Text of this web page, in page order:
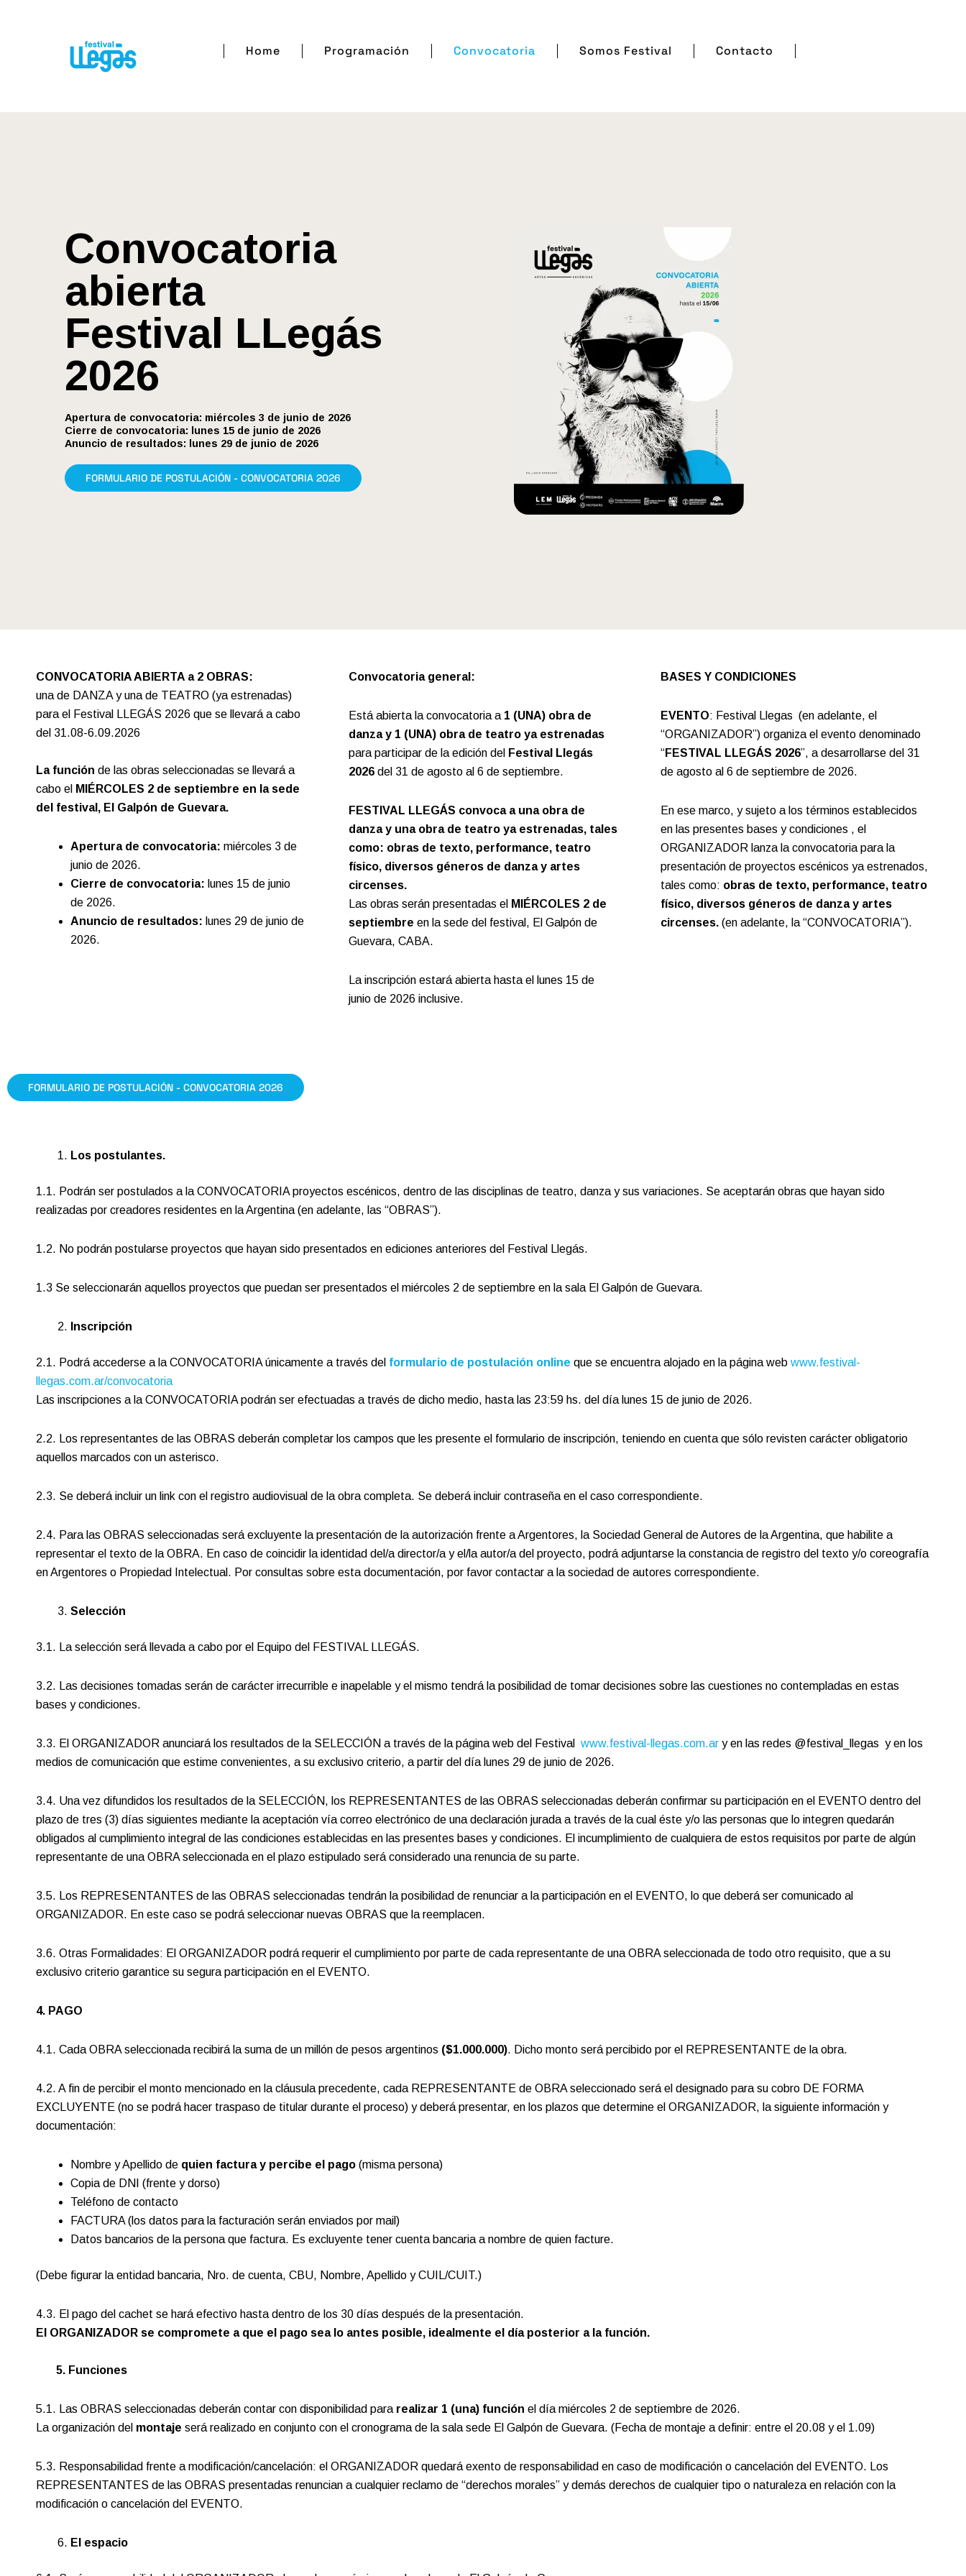
Home Programación Convocatoria Somos Festival Contacto
Convocatoria
abierta
Festival LLegás
2026
Apertura de convocatoria: miércoles 3 de junio de 2026
Cierre de convocatoria: lunes 15 de junio de 2026
Anuncio de resultados: lunes 29 de junio de 2026
FORMULARIO DE POSTULACIÓN - CONVOCATORIA 2026
CONVOCATORIA ABIERTA a 2 OBRAS:
una de DANZA y una de TEATRO (ya estrenadas)
para el Festival LLEGÁS 2026 que se llevará a cabo
del 31.08-6.09.2026
La función de las obras seleccionadas se llevará a
cabo el MIÉRCOLES 2 de septiembre en la sede
del festival, El Galpón de Guevara.
Apertura de convocatoria: miércoles 3 de
junio de 2026.
Cierre de convocatoria: lunes 15 de junio
de 2026.
Anuncio de resultados: lunes 29 de junio de
2026.
Convocatoria general:
Está abierta la convocatoria a 1 (UNA) obra de
danza y 1 (UNA) obra de teatro ya estrenadas
para participar de la edición del Festival Llegás
2026del 31 de agosto al 6 de septiembre.
FESTIVAL LLEGÁS convoca a una obra de
danza y una obra de teatro ya estrenadas, tales
como: obras de texto, performance, teatro
físico, diversos géneros de danza y artes
circenses.
Las obras serán presentadas el MIÉRCOLES 2 de
septiembre en la sede del festival, El Galpón de
Guevara, CABA.
La inscripción estará abierta hasta el lunes 15 de
junio de 2026 inclusive.
BASES Y CONDICIONES
EVENTO: Festival Llegas (en adelante, el
“ORGANIZADOR”) organiza el evento denominado
“FESTIVAL LLEGÁS 2026”, a desarrollarse del 31
de agosto al 6 de septiembre de 2026.
En ese marco, y sujeto a los términos establecidos
en las presentes bases y condiciones , el
ORGANIZADOR lanza la convocatoria para la
presentación de proyectos escénicos ya estrenados,
tales como: obras de texto, performance, teatro
físico, diversos géneros de danza y artes
circenses.(en adelante, la “CONVOCATORIA”).
FORMULARIO DE POSTULACIÓN - CONVOCATORIA 2026
Los postulantes.
1.1. Podrán ser postulados a la CONVOCATORIA proyectos escénicos, dentro de las disciplinas de teatro, danza y sus variaciones. Se aceptarán obras que hayan sido
realizadas por creadores residentes en la Argentina (en adelante, las “OBRAS”).
1.2. No podrán postularse proyectos que hayan sido presentados en ediciones anteriores del Festival Llegás.
1.3 Se seleccionarán aquellos proyectos que puedan ser presentados el miércoles 2 de septiembre en la sala El Galpón de Guevara.
Inscripción
2.1. Podrá accederse a la CONVOCATORIA únicamente a través del formulario de postulación online que se encuentra alojado en la página web www.festival-
llegas.com.ar/convocatoria
Las inscripciones a la CONVOCATORIA podrán ser efectuadas a través de dicho medio, hasta las 23:59 hs. del día lunes 15 de junio de 2026.
2.2. Los representantes de las OBRAS deberán completar los campos que les presente el formulario de inscripción, teniendo en cuenta que sólo revisten carácter obligatorio
aquellos marcados con un asterisco.
2.3. Se deberá incluir un link con el registro audiovisual de la obra completa. Se deberá incluir contraseña en el caso correspondiente.
2.4. Para las OBRAS seleccionadas será excluyente la presentación de la autorización frente a Argentores, la Sociedad General de Autores de la Argentina, que habilite a
representar el texto de la OBRA. En caso de coincidir la identidad del/a director/a y el/la autor/a del proyecto, podrá adjuntarse la constancia de registro del texto y/o coreografía
en Argentores o Propiedad Intelectual. Por consultas sobre esta documentación, por favor contactar a la sociedad de autores correspondiente.
Selección
3.1. La selección será llevada a cabo por el Equipo del FESTIVAL LLEGÁS.
3.2. Las decisiones tomadas serán de carácter irrecurrible e inapelable y el mismo tendrá la posibilidad de tomar decisiones sobre las cuestiones no contempladas en estas
bases y condiciones.
3.3. El ORGANIZADOR anunciará los resultados de la SELECCIÓN a través de la página web del Festival www.festival-llegas.com.ar y en las redes @festival_llegas y en los
medios de comunicación que estime convenientes, a su exclusivo criterio, a partir del día lunes 29 de junio de 2026.
3.4. Una vez difundidos los resultados de la SELECCIÓN, los REPRESENTANTES de las OBRAS seleccionadas deberán confirmar su participación en el EVENTO dentro del
plazo de tres (3) días siguientes mediante la aceptación vía correo electrónico de una declaración jurada a través de la cual éste y/o las personas que lo integren quedarán
obligados al cumplimiento integral de las condiciones establecidas en las presentes bases y condiciones. El incumplimiento de cualquiera de estos requisitos por parte de algún
representante de una OBRA seleccionada en el plazo estipulado será considerado una renuncia de su parte.
3.5. Los REPRESENTANTES de las OBRAS seleccionadas tendrán la posibilidad de renunciar a la participación en el EVENTO, lo que deberá ser comunicado al
ORGANIZADOR. En este caso se podrá seleccionar nuevas OBRAS que la reemplacen.
3.6. Otras Formalidades: El ORGANIZADOR podrá requerir el cumplimiento por parte de cada representante de una OBRA seleccionada de todo otro requisito, que a su
exclusivo criterio garantice su segura participación en el EVENTO.
4. PAGO
4.1. Cada OBRA seleccionada recibirá la suma de un millón de pesos argentinos ($1.000.000). Dicho monto será percibido por el REPRESENTANTE de la obra.
4.2. A fin de percibir el monto mencionado en la cláusula precedente, cada REPRESENTANTE de OBRA seleccionado será el designado para su cobro DE FORMA
EXCLUYENTE (no se podrá hacer traspaso de titular durante el proceso) y deberá presentar, en los plazos que determine el ORGANIZADOR, la siguiente información y
documentación:
Nombre y Apellido de quien factura y percibe el pago (misma persona)
Copia de DNI (frente y dorso)
Teléfono de contacto
FACTURA (los datos para la facturación serán enviados por mail)
Datos bancarios de la persona que factura. Es excluyente tener cuenta bancaria a nombre de quien facture.
(Debe figurar la entidad bancaria, Nro. de cuenta, CBU, Nombre, Apellido y CUIL/CUIT.)
4.3. El pago del cachet se hará efectivo hasta dentro de los 30 días después de la presentación.
El ORGANIZADOR se compromete a que el pago sea lo antes posible, idealmente el día posterior a la función.
5. Funciones
5.1. Las OBRAS seleccionadas deberán contar con disponibilidad para realizar 1 (una) función el día miércoles 2 de septiembre de 2026.
La organización del montaje será realizado en conjunto con el cronograma de la sala sede El Galpón de Guevara. (Fecha de montaje a definir: entre el 20.08 y el 1.09)
5.3. Responsabilidad frente a modificación/cancelación: el ORGANIZADOR quedará exento de responsabilidad en caso de modificación o cancelación del EVENTO. Los
REPRESENTANTES de las OBRAS presentadas renuncian a cualquier reclamo de “derechos morales” y demás derechos de cualquier tipo o naturaleza en relación con la
modificación o cancelación del EVENTO.
El espacio